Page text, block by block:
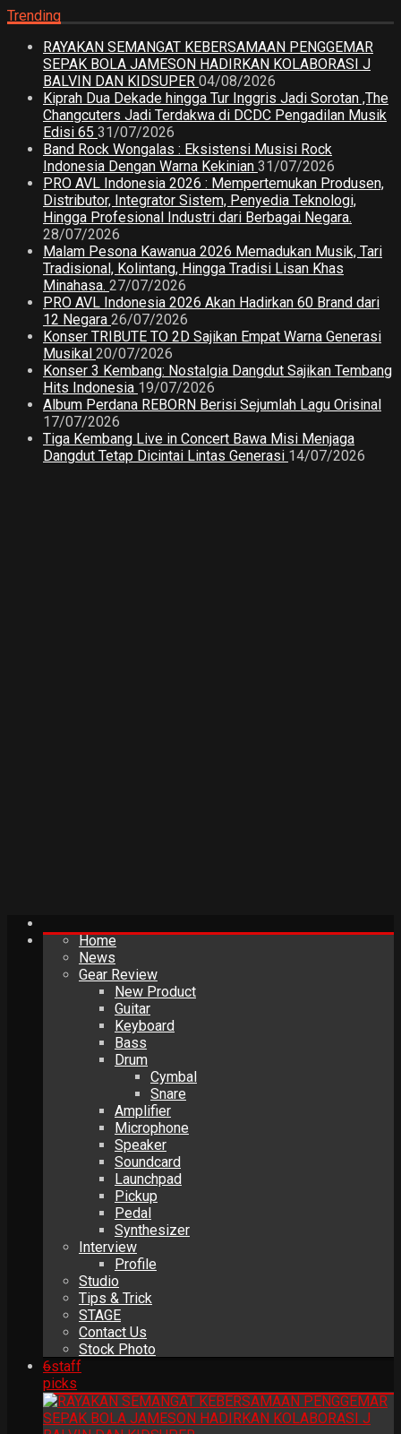
Trending
RAYAKAN SEMANGAT KEBERSAMAAN PENGGEMAR
SEPAK BOLA JAMESON HADIRKAN KOLABORASI J
BALVIN DAN KIDSUPER 04/08/2026
Kiprah Dua Dekade hingga Tur Inggris Jadi Sorotan ,The
Changcuters Jadi Terdakwa di DCDC Pengadilan Musik
Edisi 65 31/07/2026
Band Rock Wongalas : Eksistensi Musisi Rock
Indonesia Dengan Warna Kekinian 31/07/2026
PRO AVL Indonesia 2026 : Mempertemukan Produsen,
Distributor, Integrator Sistem, Penyedia Teknologi,
Hingga Profesional Industri dari Berbagai Negara.
28/07/2026
Malam Pesona Kawanua 2026 Memadukan Musik, Tari
Tradisional, Kolintang, Hingga Tradisi Lisan Khas
Minahasa. 27/07/2026
PRO AVL Indonesia 2026 Akan Hadirkan 60 Brand dari
12 Negara 26/07/2026
Konser TRIBUTE TO 2D Sajikan Empat Warna Generasi
Musikal 20/07/2026
Konser 3 Kembang: Nostalgia Dangdut Sajikan Tembang
Hits Indonesia 19/07/2026
Album Perdana REBORN Berisi Sejumlah Lagu Orisinal
17/07/2026
Tiga Kembang Live in Concert Bawa Misi Menjaga
Dangdut Tetap Dicintai Lintas Generasi 14/07/2026
Home
News
Gear Review
New Product
Guitar
Keyboard
Bass
Drum
Cymbal
Snare
Amplifier
Microphone
Speaker
Soundcard
Launchpad
Pickup
Pedal
Synthesizer
Interview
Profile
Studio
Tips & Trick
STAGE
Contact Us
Stock Photo
6staff
picks